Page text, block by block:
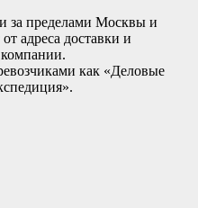
за пределами Москвы и
адреса доставки и
как «Деловые